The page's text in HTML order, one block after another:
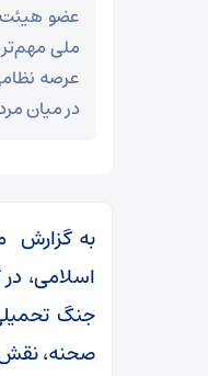
عضو هیئت
ملی
عرصه
در میان
به گزارش
اسلامی،
جنگ
صحنه، نقش